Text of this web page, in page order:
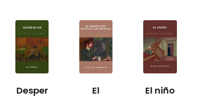
Desper
El
El niño